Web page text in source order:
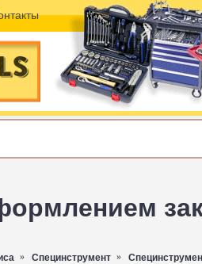
Специнструмент